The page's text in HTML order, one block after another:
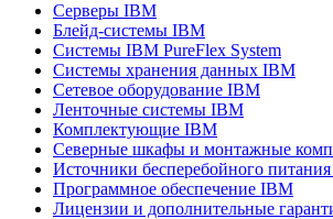
Серверы IBM
Блейд-системы IBM
Системы IBM PureFlex System
Системы хранения данных IBM
Сетевое оборудование IBM
Ленточные системы IBM
Комплектующие IBM
Северные шкафы и монтажные
Источники бесперебойного
Программное обеспечение IBM
Лицензии и дополнительные